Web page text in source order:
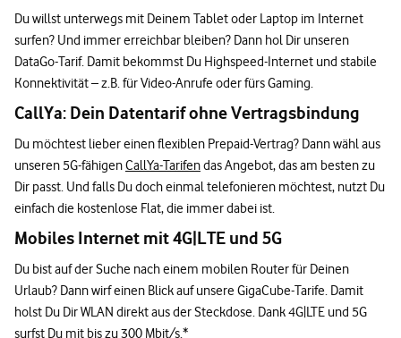
Du willst unterwegs mit Deinem Tablet oder Laptop im Internet
surfen? Und immer erreichbar bleiben? Dann hol Dir unseren
DataGo-Tarif. Damit bekommst Du Highspeed-Internet und stabile
Konnektivität – z.B. für Video-Anrufe oder fürs Gaming.
CallYa: Dein Datentarif ohne Vertragsbindung
Du möchtest lieber einen flexiblen Prepaid-Vertrag? Dann wähl aus
unseren 5G-fähigenCallYa-Tarifendas Angebot, das am besten zu
Dir passt. Und falls Du doch einmal telefonieren möchtest, nutzt Du
einfach die kostenlose Flat, die immer dabei ist.
Mobiles Internet mit 4G|LTE und 5G
Du bist auf der Suche nach einem mobilen Router für Deinen
Urlaub? Dann wirf einen Blick auf unsere GigaCube-Tarife. Damit
holst Du Dir WLAN direkt aus der Steckdose. Dank 4G|LTE und 5G
surfst Du mit bis zu 300 Mbit/s.*